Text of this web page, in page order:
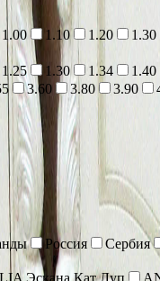
1.00 1.10 1.20 1.30
1.25 1.30 1.34 1.40
3.60 3.80 3.90
Россия Сербия
Эскана Кат Луп